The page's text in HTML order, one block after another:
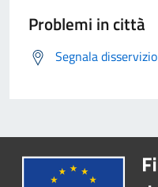
Problemi in città
Segnala disservizio